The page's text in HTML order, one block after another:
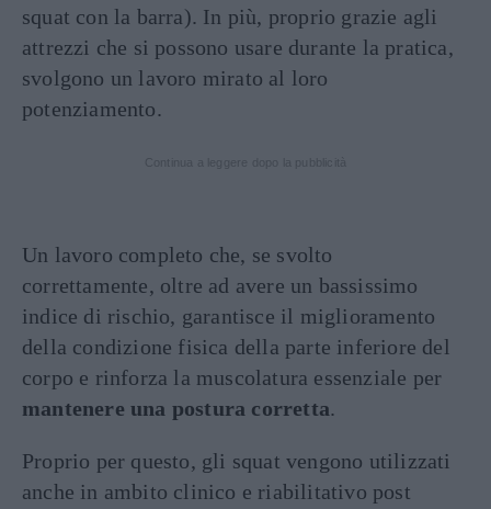
squat con la barra). In più, proprio grazie agli
attrezzi che si possono usare durante la pratica,
svolgono un lavoro mirato al loro
potenziamento.
Un lavoro completo che, se svolto
correttamente, oltre ad avere un bassissimo
indice di rischio, garantisce il miglioramento
della condizione fisica della parte inferiore del
corpo e rinforza la muscolatura essenziale per
mantenere una postura corretta.
Proprio per questo, gli squat vengono utilizzati
anche in ambito clinico e riabilitativo post